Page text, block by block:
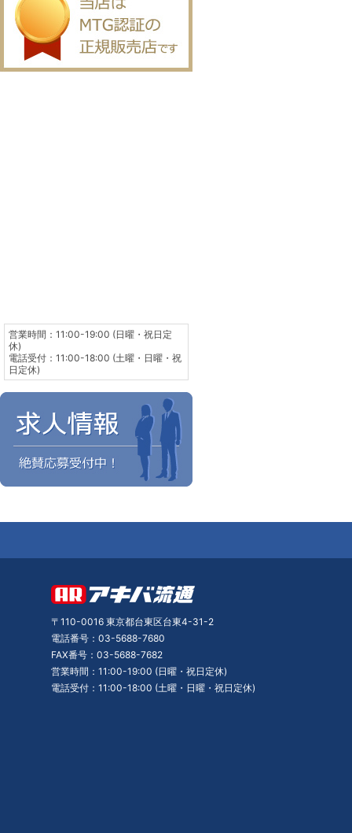
営業時間：11:00-19:00 (日曜・祝日定
休)
電話受付：11:00-18:00 (土曜・日曜・祝
日定休)
〒110-0016 東京都台東区台東4-31-2
電話番号：03-5688-7680
FAX番号：03-5688-7682
営業時間：11:00-19:00 (日曜・祝日定休)
電話受付：11:00-18:00 (土曜・日曜・祝日定休)